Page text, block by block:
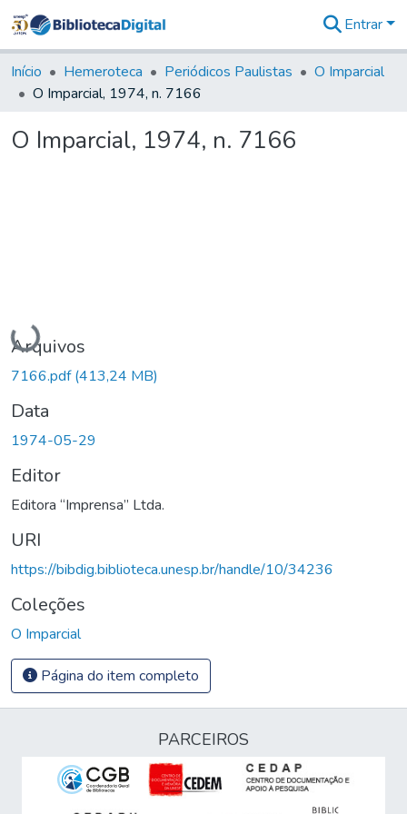
&
Coleções
Tudo na
Digital
Entrar
Início Hemeroteca Periódicos Paulistas
O Imparcial
O Imparcial, 1974, n. 7166
O Imparcial, 1974, n. 7166
Carregando...
Arquivos
7166.pdf(413,24 MB)
Data
1974-05-29
Editor
Editora “Imprensa” Ltda.
URI
https://bibdig.biblioteca.unesp.br/handle/10/34236
Coleções
O Imparcial
Página do item completo
PARCEIROS